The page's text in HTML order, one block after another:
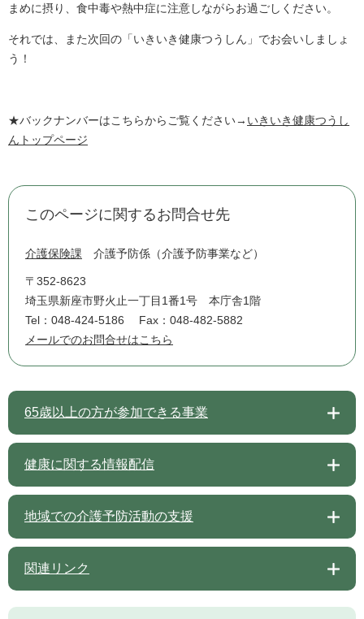
まめに摂り、食中毒や熱中症に注意しながらお過ごしください。
それでは、また次回の「いきいき健康つうしん」でお会いしましょ
う！
★バックナンバーはこちらからご覧ください→ いきいき健康つうし
んトップページ
このページに関するお問合せ先
介護保険課 介護予防係（介護予防事業など）
〒352-8623
埼玉県新座市野火止一丁目1番1号 本庁舎1階
Tel：048-424-5186
Fax：048-482-5882
メールでのお問合せはこちら
65歳以上の方が参加できる事業
健康に関する情報配信
地域での介護予防活動の支援
関連リンク